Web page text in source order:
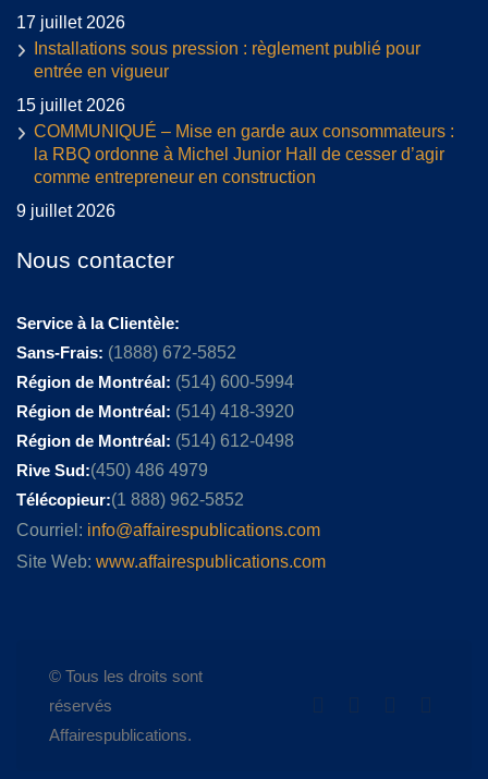
17 juillet 2026
Installations sous pression : règlement publié pour
entrée en vigueur
15 juillet 2026
COMMUNIQUÉ – Mise en garde aux consommateurs :
la RBQ ordonne à Michel Junior Hall de cesser d’agir
comme entrepreneur en construction
9 juillet 2026
Nous contacter
Service à la Clientèle:
Sans-Frais: (1888) 672-5852
Région de Montréal: (514) 600-5994
Région de Montréal: (514) 418-3920
Région de Montréal: (514) 612-0498
Rive Sud:(450) 486 4979
Télécopieur:(1 888) 962-5852
Courriel: info@affairespublications.com
Site Web: www.affairespublications.com
© Tous les droits sont
réservés
Affairespublications.